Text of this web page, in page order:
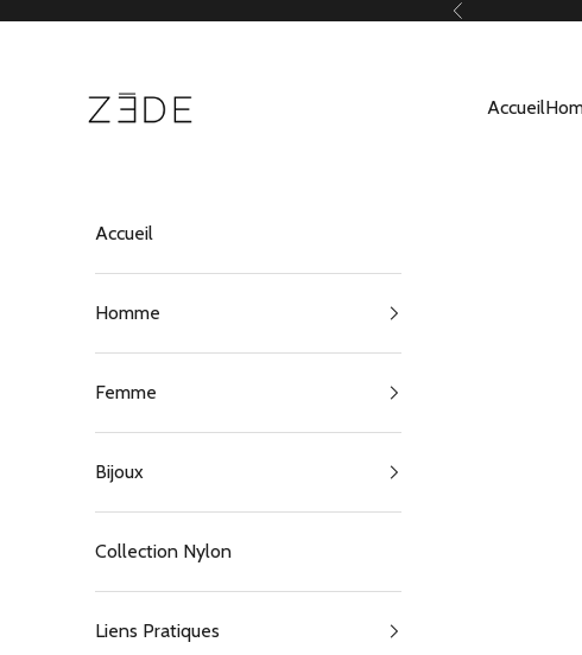
Précédent
Accueil
Accueil
Homme
Femme
Bijoux
Collection Nylon
Liens Pratiques